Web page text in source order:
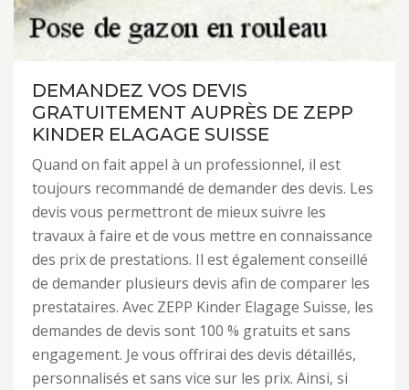
DEMANDEZ VOS DEVIS
GRATUITEMENT AUPRÈS DE ZEPP
KINDER ELAGAGE SUISSE
Quand on fait appel à un professionnel, il est
toujours recommandé de demander des devis. Les
devis vous permettront de mieux suivre les
travaux à faire et de vous mettre en connaissance
des prix de prestations. Il est également conseillé
de demander plusieurs devis afin de comparer les
prestataires. Avec ZEPP Kinder Elagage Suisse, les
demandes de devis sont 100 % gratuits et sans
engagement. Je vous offrirai des devis détaillés,
personnalisés et sans vice sur les prix. Ainsi, si